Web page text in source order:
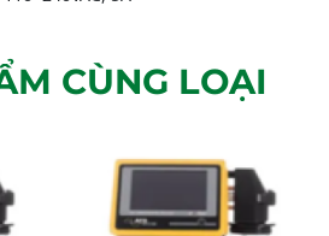
CÙNG LOẠI